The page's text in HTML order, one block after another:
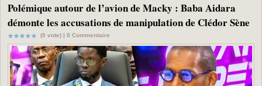
Polémique autour de l’avion de Macky : Baba Aidara
démonte les accusations de manipulation de Clédor Sène
(0 vote) | 0 Commentaire